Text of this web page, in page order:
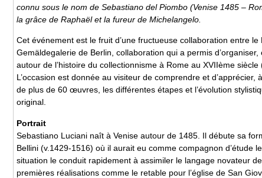
connu sous le nom de Sebastiano del Piombo (Venise 1485 –
la grâce de Raphaël et la fureur de Michelangelo.
Cet événement est le fruit d’une fructueuse collaboration entre
Gemäldegalerie de Berlin, collaboration qui a permis
autour de l’histoire du collectionnisme à Rome au XVIIème siècle
L’occasion est donnée au visiteur de comprendre et
de plus de 60 œuvres, les différentes étapes et l’évolution
original.
Portrait
Sebastiano Luciani naît à Venise autour de 1485. Il débute sa
Bellini (v.1429-1516) où il aurait eu comme compagnon d’étude
situation le conduit rapidement à assimiler le langage novateur
premières réalisations comme le retable pour l’église de San